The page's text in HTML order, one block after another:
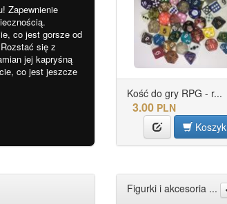
Zapewnienie
co jest gorsze od
się z
jej kapryśną
co jest jeszcze
Kość do gry RPG - r...
3.00 PLN
Koszyk
Figurki i akcesoria ...